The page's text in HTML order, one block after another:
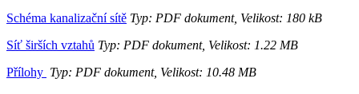
Schéma kanalizační sítě Typ: PDF dokument, Velikost: 180 kB
Síť širších vztahů Typ: PDF dokument, Velikost: 1.22 MB
Přílohy Typ: PDF dokument, Velikost: 10.48 MB